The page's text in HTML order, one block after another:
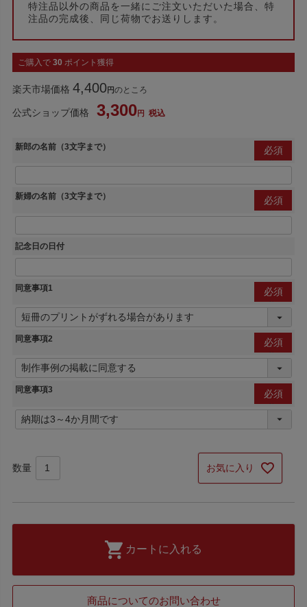
特注品以外の商品を一緒にご注文いただいた場合、特
注品の完成後、同じ荷物でお送りします。
ご購入で 30 ポイント獲得
楽天市場価格 4,400 のところ
公式ショップ価格 3,300 税込
新郎の名前（3文字まで）
(必
新婦の名前（3文字まで）
(必
記念日の日付
同意事項1
(必
同意事項2
(必
同意事項3
(必
お気に入り
カートに入れる
商品についてのお問い合わせ